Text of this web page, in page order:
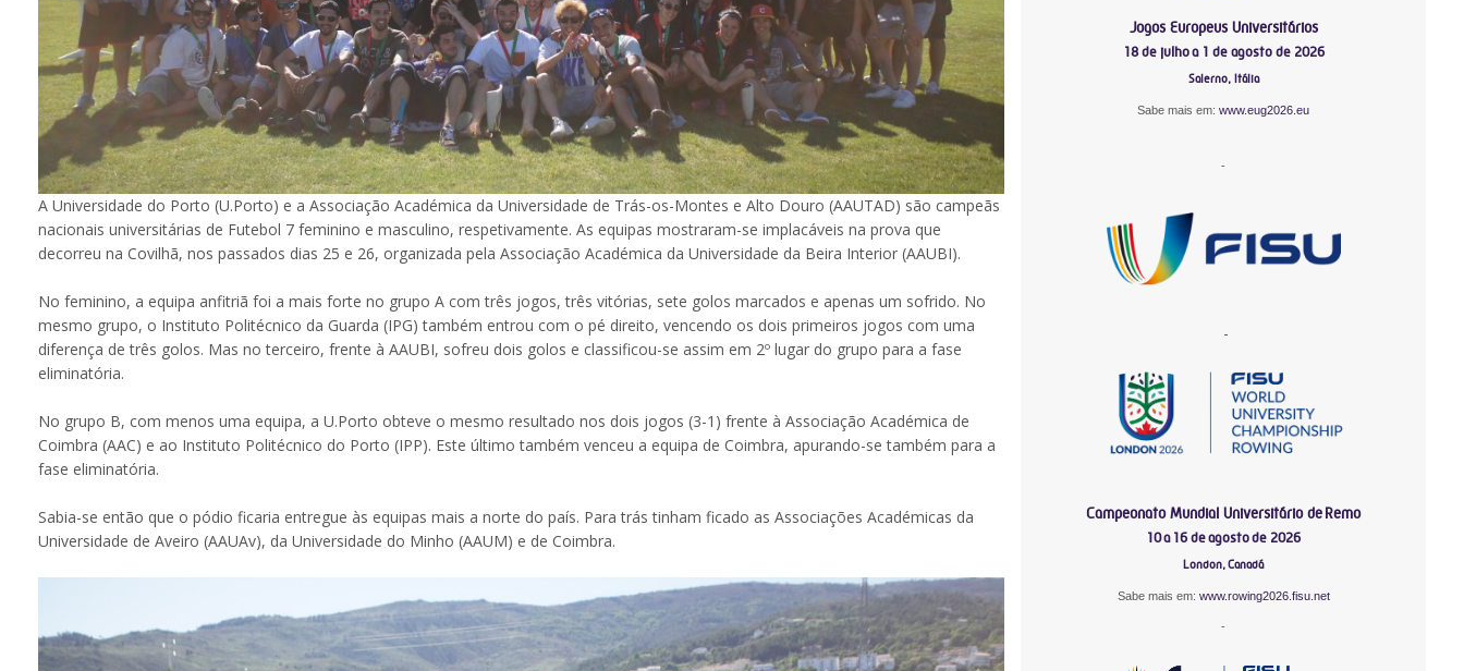
A Universidade do Porto (U.Porto) e a Associação Académica da Universidade de Trás-os-Montes e Alto Douro (AAUTAD) são campeãs
nacionais universitárias de Futebol 7 feminino e masculino, respetivamente. As equipas mostraram-se implacáveis na prova que
decorreu na Covilhã, nos passados dias 25 e 26, organizada pela Associação Académica da Universidade da Beira Interior (AAUBI).
No feminino, a equipa anfitriã foi a mais forte no grupo A com três jogos, três vitórias, sete golos marcados e apenas um sofrido. No
mesmo grupo, o Instituto Politécnico da Guarda (IPG) também entrou com o pé direito, vencendo os dois primeiros jogos com uma
diferença de três golos. Mas no terceiro, frente à AAUBI, sofreu dois golos e classificou-se assim em 2º lugar do grupo para a fase
eliminatória.
No grupo B, com menos uma equipa, a U.Porto obteve o mesmo resultado nos dois jogos (3-1) frente à Associação Académica de
Coimbra (AAC) e ao Instituto Politécnico do Porto (IPP). Este último também venceu a equipa de Coimbra, apurando-se também para a
fase eliminatória.
Sabia-se então que o pódio ficaria entregue às equipas mais a norte do país. Para trás tinham ficado as Associações Académicas da
Universidade de Aveiro (AAUAv), da Universidade do Minho (AAUM) e de Coimbra.
Jogos Europeus Universitários
18 de julho a 1 de agosto de 2026
Salerno, Itália
Sabe mais em:www.eug2026.eu
-
-
Campeonato Mundial Universitário de Remo
10 a 16 de agosto de 2026
London, Canadá
Sabe mais em: www.rowing2026.fisu.net
-